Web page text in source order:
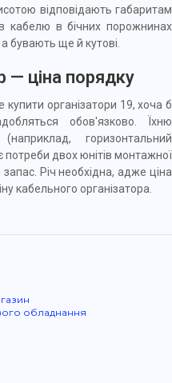
відповідають габаритам
кабелю в бічних порожнинах
бувають ще й кутові.
— ціна порядку
організатори 19, хоча б
обов'язково. Їхню
горизонтальний
двох юнітів монтажної
Річ необхідна, адже ціна
кабельного організатора.
обладнання